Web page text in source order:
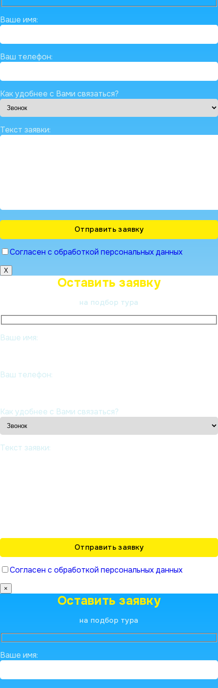
Ваше имя:
Ваш телефон:
Как удобнее с Вами связаться?
Текст заявки:
Согласен с обработкой персональных данных
X
Оставить заявку
на подбор тура
Ваше имя:
Ваш телефон:
Как удобнее с Вами связаться?
Текст заявки:
Согласен с обработкой персональных данных
×
Оставить заявку
на подбор тура
Ваше имя: